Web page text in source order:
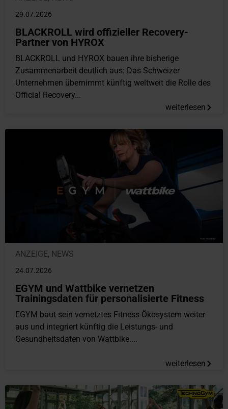
29.07.2026
BLACKROLL wird offizieller Recovery-
Partner von HYROX
BLACKROLL und HYROX bauen ihre bisherige
Zusammenarbeit deutlich aus: Das Schweizer
Unternehmen übernimmt künftig weltweit die Rolle des
Official Recovery...
weiterlesen
ANZEIGE, NEWS
24.07.2026
EGYM und Wattbike vernetzen
Trainingsdaten für personalisierte Fitness
EGYM baut sein vernetztes Fitness-Ökosystem weiter
aus und integriert künftig die Leistungs- und
Gesundheitsdaten von Wattbike....
weiterlesen